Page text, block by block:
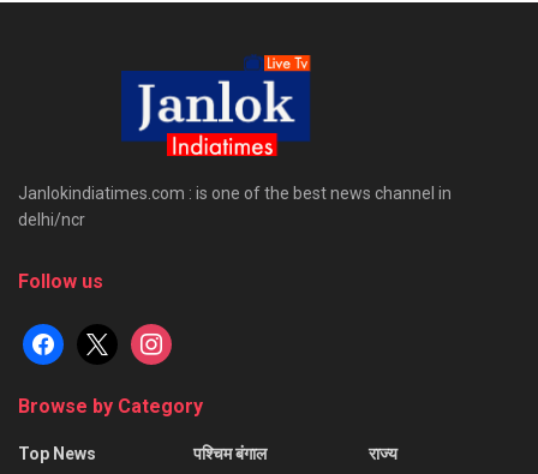
Janlokindiatimes.com : is one of the best news channel in
delhi/ncr
Follow us
facebook
x instagram
Browse by Category
Top News
पश्चिम बंगाल
राज्य